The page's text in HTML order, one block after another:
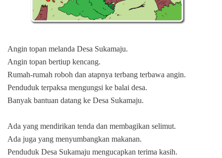
Angin topan melanda Desa Sukamaju.
Angin topan bertiup kencang.
Rumah-rumah roboh dan atapnya terbang terbawa angin.
Penduduk terpaksa mengungsi ke balai desa.
Banyak bantuan datang ke Desa Sukamaju.
Ada yang mendirikan tenda dan membagikan selimut.
Ada juga yang menyumbangkan makanan.
Penduduk Desa Sukamaju mengucapkan terima kasih.